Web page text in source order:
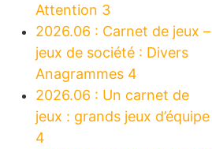
Attention 3
2026.06 : Carnet de jeux –
jeux de société : Divers
Anagrammes 4
2026.06 : Un carnet de
jeux : grands jeux d’équipe
4